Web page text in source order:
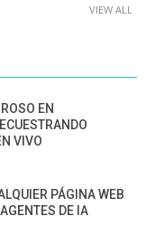
VIEW ALL
EN
VIVO
PÁGINA WEB
DE IA